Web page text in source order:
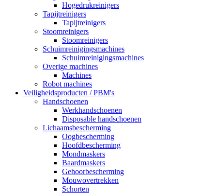
Hogedrukreinigers
Tapijtreinigers
Tapijtreinigers
Stoomreinigers
Stoomreinigers
Schuimreinigingsmachines
Schuimreinigingsmachines
Overige machines
Machines
Robot machines
Veiligheidsproducten / PBM's
Handschoenen
Werkhandschoenen
Disposable handschoenen
Lichaamsbescherming
Oogbescherming
Hoofdbescherming
Mondmaskers
Baardmaskers
Gehoorbescherming
Mouwovertrekken
Schorten